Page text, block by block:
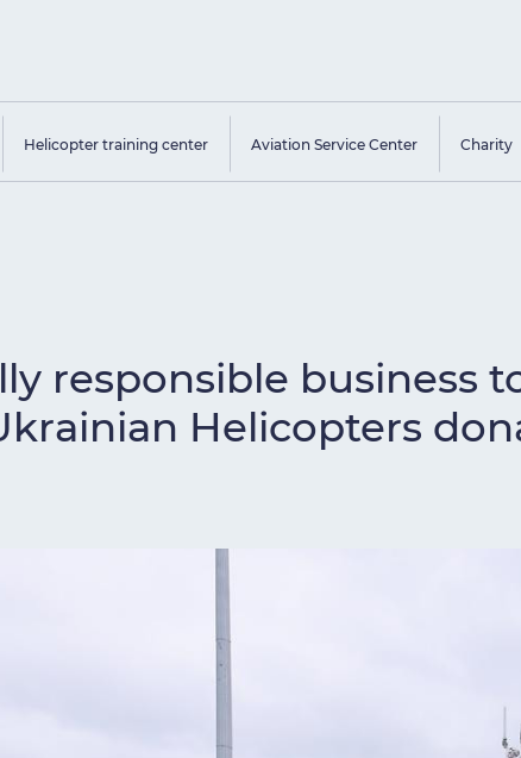
Helicopter training center Aviation Service Center Charity
responsible business
Helicopters